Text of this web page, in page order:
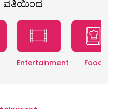
ವತಿಯಿಂದ
Entertainment Food